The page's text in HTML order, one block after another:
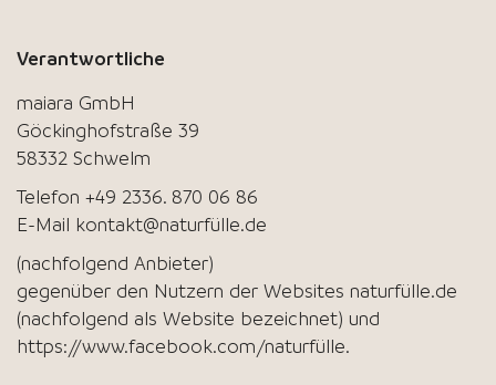
Verantwortliche
maiara GmbH
Göckinghofstraße 39
58332 Schwelm
Telefon +49 2336. 870 06 86
E-Mail kontakt@naturfülle.de
(nachfolgend Anbieter)
gegenüber den Nutzern der Websites naturfülle.de
(nachfolgend als Website bezeichnet) und
https://www.facebook.com/naturfülle.